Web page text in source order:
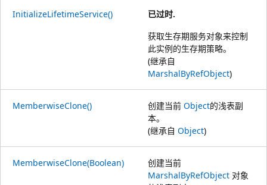
InitializeLifetimeService()
已过时.
获取生存期服务对象来控制
此实例的生存期策略。
(继承自
MarshalByRefObject)
MemberwiseClone() 创建当前 Object的浅表副
本。
(继承自 Object)
MemberwiseClone(Boolean)
创建当前
MarshalByRefObject 对象